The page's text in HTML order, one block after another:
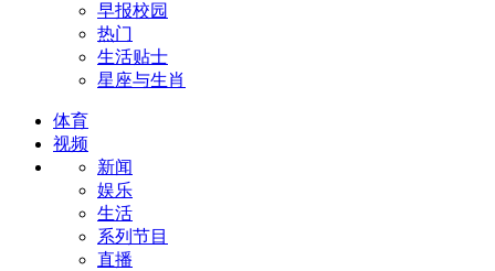
早报校园
热门
生活贴士
星座与生肖
体育
视频
新闻
娱乐
生活
系列节目
直播